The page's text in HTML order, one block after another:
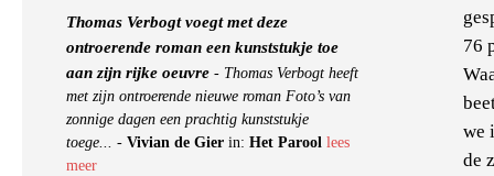
Thomas Verbogt voegt met deze
ontroerende roman een kunststukje toe
aan zijn rijke oeuvre - Thomas Verbogt heeft
met zijn ontroerende nieuwe roman Foto’s van
zonnige dagen een prachtig kunststukje
toege... - Vivian de Gier in: Het Parool lees
meer
76
we
de